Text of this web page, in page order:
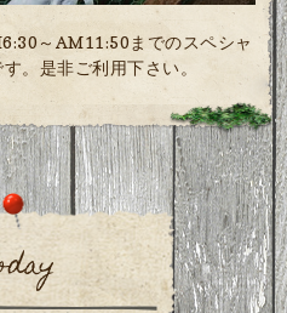
～AM11:50までのスペシャ
。是非ご利用下さい。